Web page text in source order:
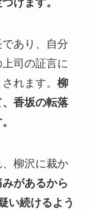
あり、自分
司の証言に
れます。 柳
香坂の転落
柳沢に裁か
みがあるから
い続けるよう